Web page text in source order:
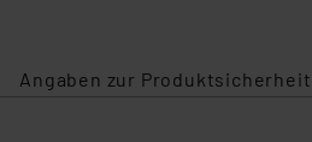
Angaben zur Produktsicherheit